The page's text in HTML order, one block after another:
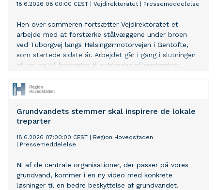
18.6.2026 08:00:00 CEST Vejdirektoratet| Pressemeddelelse
Hen over sommeren fortsætter Vejdirektoratet et
arbejde med at forstærke stålvæggene under broen
ved Tuborgvej langs Helsingørmotorvejen i Gentofte,
som startede sidste år. Arbejdet går i gang i slutningen
af juni og vil fortsætte til udgangen af september.
Grundvandets stemmer skal inspirere de lokale
treparter
18.6.2026 07:00:00 CEST
Region Hovedstaden
Pressemeddelelse
​Ni af de centrale organisationer, der passer på vores
grundvand, kommer i en ny video med konkrete
løsninger til en bedre beskyttelse af grundvandet.